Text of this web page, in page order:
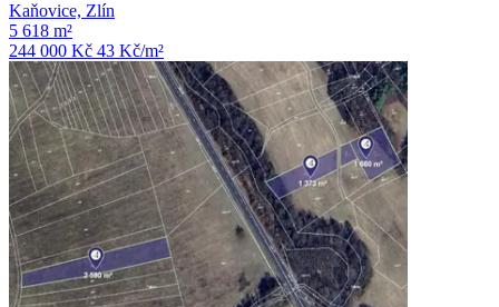
Kaňovice, Zlín
5 618 m²
244 000 Kč 43 Kč/m²